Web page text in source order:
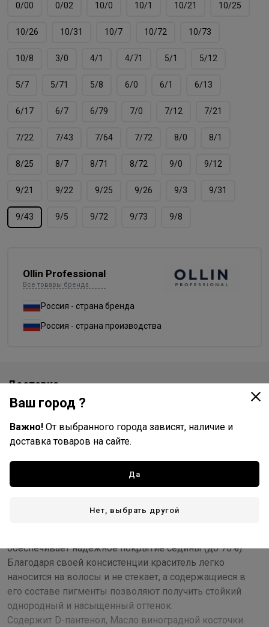
0/00
0/02 10/0 10/1 10/21 10/25
10/26 10/31 10/7 10/72 10/73
10/8 3/0 4/1 4/71 5/1 5/12
5/7 5/71 5/8 6/0 6/1 6/13
6/17 6/7 6/79 7/0 7/12 7/21
7/22 7/43 7/64 7/72 8/0 8/1
8/25 8/7 8/71 8/72 9/0 9/12
9/21 9/22 9/25 9/26 9/3 9/31
9/43 9/5 9/72 9/73 9/8
Ollin Professional
Все товары бренда
Россия - страна бренда
Россия - страна производства
Доставка
Стоимость и способы доставки будут доступны при
оформлении заказа.
Описание
В основе красителя Silk Touch лежит уникальная
ухаживающая формула с использованием масла
обеспечивает надежное покрытие седины (до 70%).
Благодаря своей консистенции краситель легко
наносится на волосы и не стекает, а содержащиеся в
его составе пигменты позволяют получить стойкий
однородный и насыщенный оттенок.
Содержит D-пантенол, Масло виноградной косточки.
Ваш город ?
Важно! От выбранного города зависят, наличие и
доставка товаров на сайте.
Да
Нет, выбрать другой